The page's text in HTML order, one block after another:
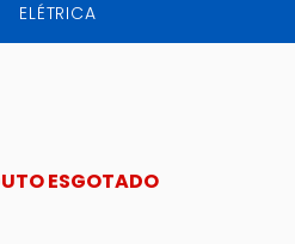
ELÉTRICA
ESGOTADO